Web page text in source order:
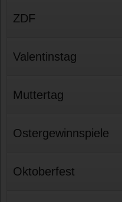
ZDF
Valentinstag
Muttertag
Ostergewinnspiele
Oktoberfest